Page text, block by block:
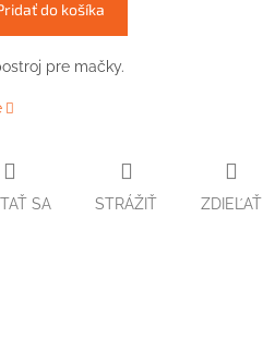
do košíka
pre mačky.
SA STRÁŽIŤ ZDIEĽAŤ